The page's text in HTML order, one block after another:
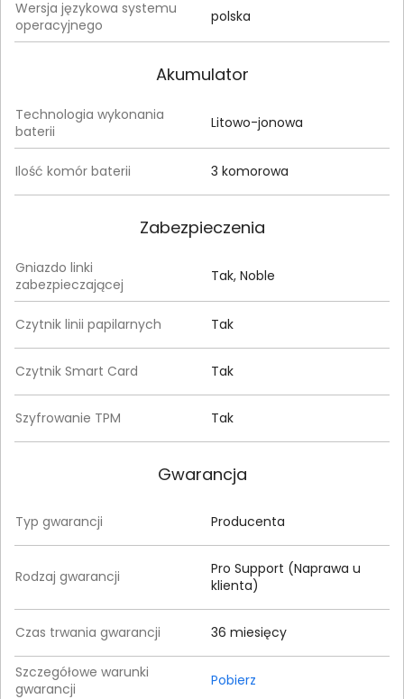
Wersja językowa systemu
operacyjnego
polska
Akumulator
Technologia wykonania
baterii
Litowo-jonowa
Ilość komór baterii 3 komorowa
Zabezpieczenia
Gniazdo linki
zabezpieczającej
Tak, Noble
Czytnik linii papilarnych Tak
Czytnik Smart Card Tak
Szyfrowanie TPM Tak
Gwarancja
Typ gwarancji Producenta
Rodzaj gwarancji
Pro Support (Naprawa u
klienta)
Czas trwania gwarancji 36 miesięcy
Szczegółowe warunki
gwarancji
Pobierz